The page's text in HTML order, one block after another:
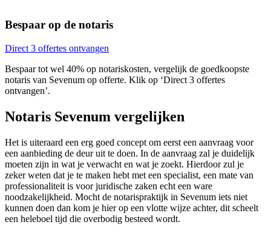
Bespaar op de notaris
Direct 3 offertes ontvangen
Bespaar tot wel 40% op notariskosten, vergelijk de goedkoopste
notaris van Sevenum op offerte. Klik op ‘Direct 3 offertes
ontvangen’.
Notaris Sevenum vergelijken
Het is uiteraard een erg goed concept om eerst een aanvraag voor
een aanbieding de deur uit te doen. In de aanvraag zal je duidelijk
moeten zijn in wat je verwacht en wat je zoekt. Hierdoor zul je
zeker weten dat je te maken hebt met een specialist, een mate van
professionaliteit is voor juridische zaken echt een ware
noodzakelijkheid. Mocht de notarispraktijk in Sevenum iets niet
kunnen doen dan kom je hier op een vlotte wijze achter, dit scheelt
een heleboel tijd die overbodig besteed wordt.